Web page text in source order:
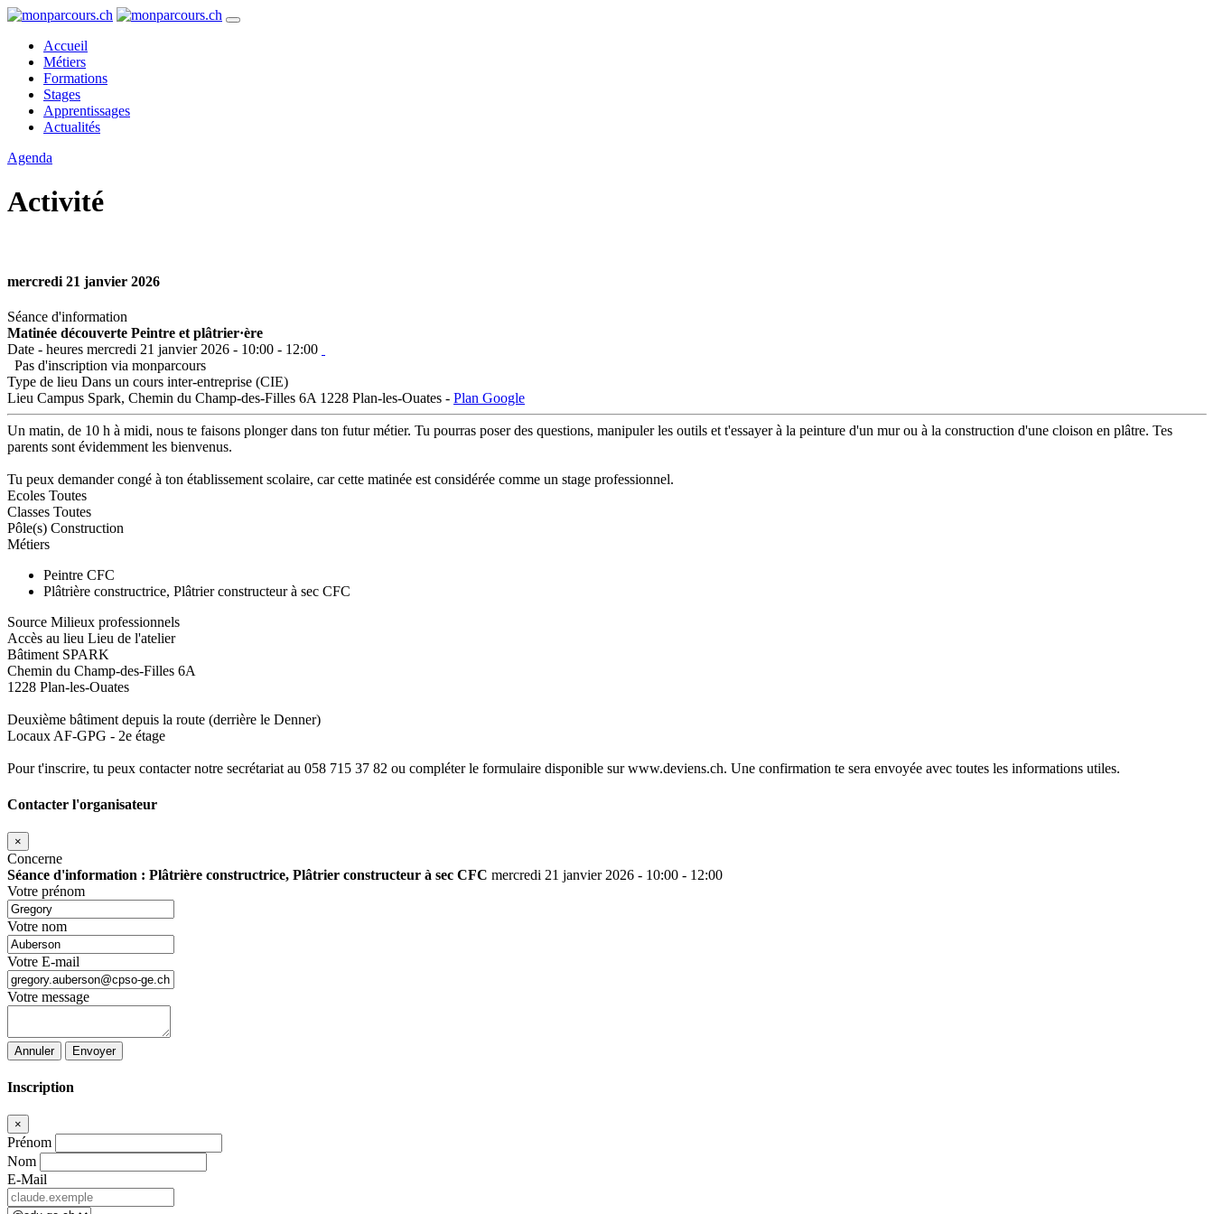
Accueil
Métiers
Formations
Stages
Apprentissages
Actualités
Agenda
Activité
mercredi 21 janvier 2026
Séance d'information
Matinée découverte Peintre et plâtrier·ère
Date - heures mercredi 21 janvier 2026 - 10:00 - 12:00
Pas d'inscription via monparcours
Type de lieu Dans un cours inter-entreprise (CIE)
Lieu Campus Spark, Chemin du Champ-des-Filles 6A 1228 Plan-les-Ouates - Plan Google
Un matin, de 10 h à midi, nous te faisons plonger dans ton futur métier. Tu pourras poser des questions, manipuler les outils et t'essayer à la peinture d'un mur ou à la construction d'une cloison en plâtre. Tes
parents sont évidemment les bienvenus.
Tu peux demander congé à ton établissement scolaire, car cette matinée est considérée comme un stage professionnel.
Ecoles Toutes
Classes Toutes
Pôle(s) Construction
Métiers
Peintre CFC
Plâtrière constructrice, Plâtrier constructeur à sec CFC
Source Milieux professionnels
Accès au lieu Lieu de l'atelier
Bâtiment SPARK
Chemin du Champ-des-Filles 6A
1228 Plan-les-Ouates
Deuxième bâtiment depuis la route (derrière le Denner)
Locaux AF-GPG - 2e étage
Pour t'inscrire, tu peux contacter notre secrétariat au 058 715 37 82 ou compléter le formulaire disponible sur www.deviens.ch. Une confirmation te sera envoyée avec toutes les informations utiles.
Contacter l'organisateur
×
Concerne
Séance d'information : Plâtrière constructrice, Plâtrier constructeur à sec CFC mercredi 21 janvier 2026 - 10:00 - 12:00
Votre prénom
Votre nom
Votre E-mail
Votre message
Annuler Envoyer
Inscription
×
Prénom
Nom
E-Mail